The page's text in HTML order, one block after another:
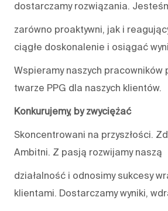
dostarczamy rozwiązania.
zarówno proaktywni, jak i
ciągłe doskonalenie i osiągać
Wspieramy naszych pracowników
twarze PPG dla naszych klientów.
Konkurujemy, by zwyciężać
Skoncentrowani na przyszłości.
Ambitni. Z pasją rozwijamy naszą
działalność i odnosimy sukcesy
klientami. Dostarczamy wyniki,